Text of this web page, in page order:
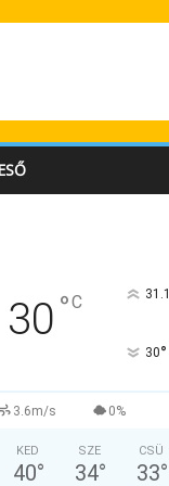
30 °C 31.1
30°
3.6m/s 0%
KED
40°
SZE
34°
CSÜ
33°